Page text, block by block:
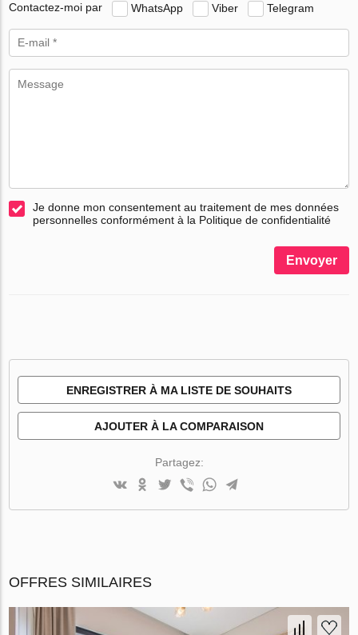
Contactez-moi par WhatsApp Viber Telegram
Je donne mon consentement au traitement de mes données
personnelles conformément à la Politique de confidentialité
Envoyer
ENREGISTRER À MA LISTE DE SOUHAITS
AJOUTER À LA COMPARAISON
Partagez:
OFFRES SIMILAIRES